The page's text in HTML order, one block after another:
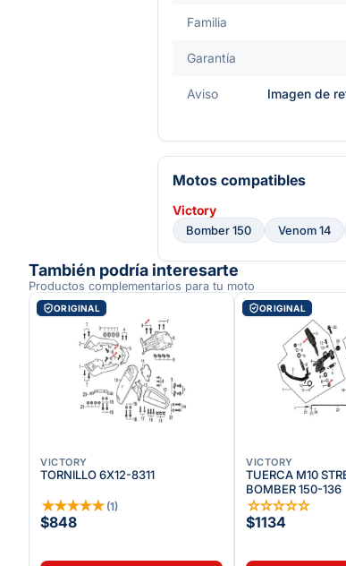
Familia
Garantía
Aviso
Imagen de
Motos compatibles
Victory
Bomber 150 Venom 14
También podría interesarte
Productos complementarios para tu moto
ORIGINAL
VICTORY
TORNILLO 6X12-8311
★★★★★ (1)
$848
ORIGINAL
VICTORY
TUERCA M10
BOMBER 150-136
☆☆☆☆☆
$1134